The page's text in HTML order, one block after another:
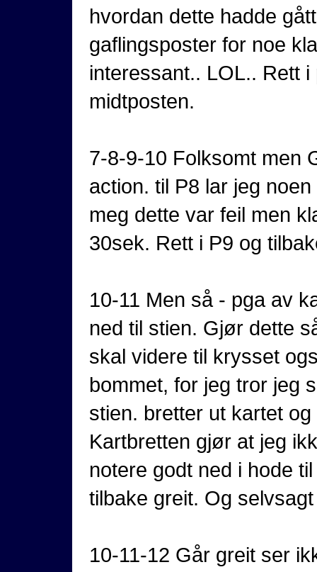
hvordan dette hadde
gaflingsposter for noe
interessant.. LOL.. Rett
midtposten.
7-8-9-10 Folksomt men
action. til P8 lar jeg
meg dette var feil men
30sek. Rett i P9 og
10-11 Men så - pga av
ned til stien. Gjør dette
skal videre til krysset
bommet, for jeg tror jeg
stien. bretter ut kartet
Kartbretten gjør at jeg
notere godt ned i hode
tilbake greit. Og
10-11-12 Går greit ser